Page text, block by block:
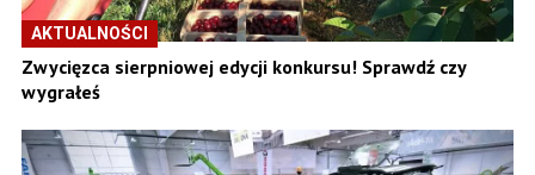
AKTUALNOŚCI
Zwycięzca sierpniowej edycji konkursu! Sprawdź czy
wygrałeś